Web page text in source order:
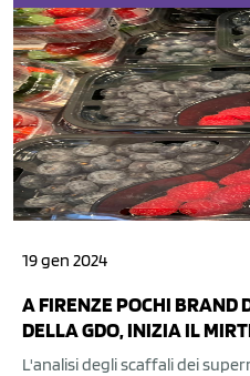
19 gen 2024
A FIRENZE POCHI BRAND
DELLA GDO, INIZIA IL
L'analisi degli scaffali dei